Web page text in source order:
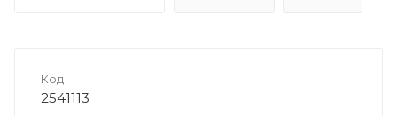
Код
2541113